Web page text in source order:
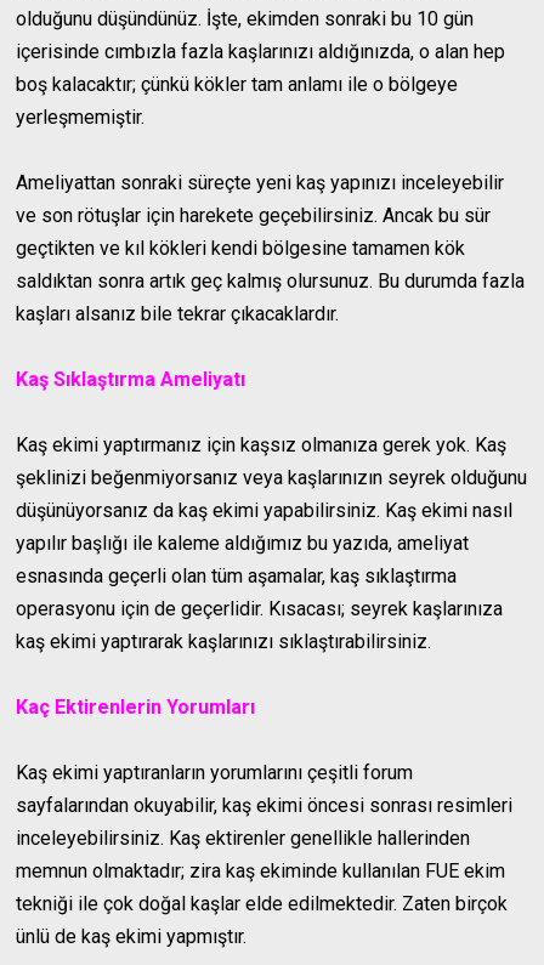
olduğunu düşündünüz. İşte, ekimden sonraki bu 10 gün
içerisinde cımbızla fazla kaşlarınızı aldığınızda, o alan hep
boş kalacaktır; çünkü kökler tam anlamı ile o bölgeye
yerleşmemiştir.
Ameliyattan sonraki süreçte yeni kaş yapınızı inceleyebilir
ve son rötuşlar için harekete geçebilirsiniz. Ancak bu sür
geçtikten ve kıl kökleri kendi bölgesine tamamen kök
saldıktan sonra artık geç kalmış olursunuz. Bu durumda fazla
kaşları alsanız bile tekrar çıkacaklardır.
Kaş Sıklaştırma Ameliyatı
Kaş ekimi yaptırmanız için kaşsız olmanıza gerek yok. Kaş
şeklinizi beğenmiyorsanız veya kaşlarınızın seyrek olduğunu
düşünüyorsanız da kaş ekimi yapabilirsiniz. Kaş ekimi nasıl
yapılır başlığı ile kaleme aldığımız bu yazıda, ameliyat
esnasında geçerli olan tüm aşamalar, kaş sıklaştırma
operasyonu için de geçerlidir. Kısacası; seyrek kaşlarınıza
kaş ekimi yaptırarak kaşlarınızı sıklaştırabilirsiniz.
Kaç Ektirenlerin Yorumları
Kaş ekimi yaptıranların yorumlarını çeşitli forum
sayfalarından okuyabilir, kaş ekimi öncesi sonrası resimleri
inceleyebilirsiniz. Kaş ektirenler genellikle hallerinden
memnun olmaktadır; zira kaş ekiminde kullanılan FUE ekim
tekniği ile çok doğal kaşlar elde edilmektedir. Zaten birçok
ünlü de kaş ekimi yapmıştır.